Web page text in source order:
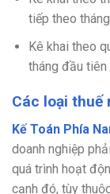
tiếp theo
Kê khai theo
tháng đầu tiên
Các loại thuế
Kế Toán Phía
doanh nghiệp
quá trình hoạt
cạnh đó, tùy